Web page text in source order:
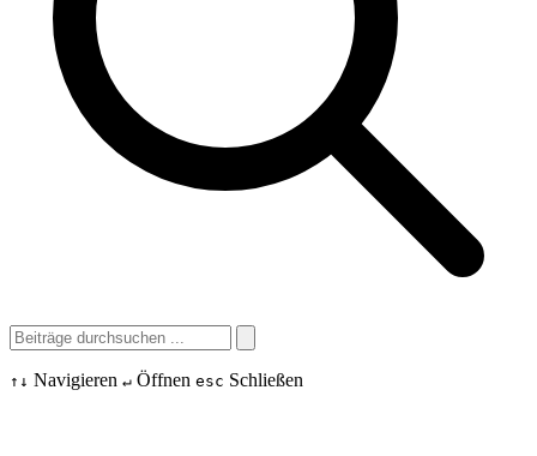
↑ ↓ Navigieren ↵ Öffnen esc Schließen